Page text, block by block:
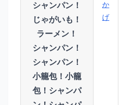
シャンパン！
じゃがいも！
ラーメン！
シャンパン！
シャンパン！
小籠包！小籠
包！シャンパ
か
げ